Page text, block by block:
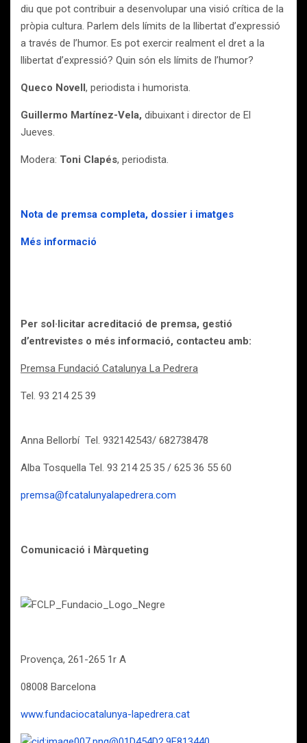
diu que pot contribuir a desenvolupar una visió crítica de la
pròpia cultura. Parlem dels límits de la llibertat d’expressió
a través de l’humor. Es pot exercir realment el dret a la
llibertat d’expressió? Quin són els límits de l’humor?
Queco Novell, periodista i humorista.
Guillermo Martínez-Vela, dibuixant i director de El
Jueves.
Modera: Toni Clapés, periodista.
Nota de premsa completa, dossier i imatges
Més informació
Per sol·licitar acreditació de premsa, gestió
d’entrevistes o més informació, contacteu amb:
Premsa Fundació Catalunya La Pedrera
Tel. 93 214 25 39
Anna Bellorbí Tel. 932142543/ 682738478
Alba Tosquella Tel. 93 214 25 35 / 625 36 55 60
premsa@fcatalunyalapedrera.com
Comunicació i Màrqueting
Provença, 261-265 1r A
08008 Barcelona
www.fundaciocatalunya-lapedrera.cat